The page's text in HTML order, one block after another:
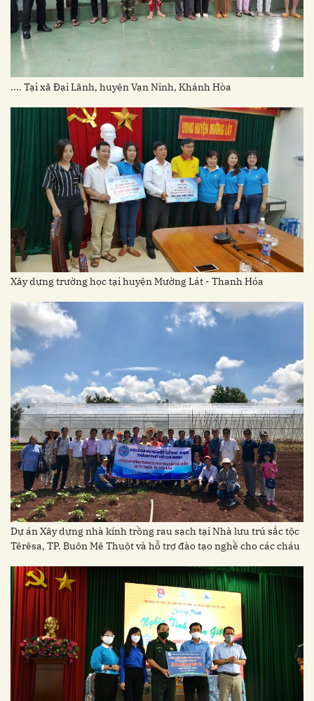
.... Tại xã Đại Lãnh, huyện Vạn Ninh, Khánh Hòa
Xây dựng trường học tại huyện Mường Lát - Thanh Hóa
Dự án Xây dựng nhà kính trồng rau sạch tại Nhà lưu trú sắc tộc
Têrêsa, TP. Buôn Mê Thuột và hỗ trợ đào tạo nghề cho các cháu